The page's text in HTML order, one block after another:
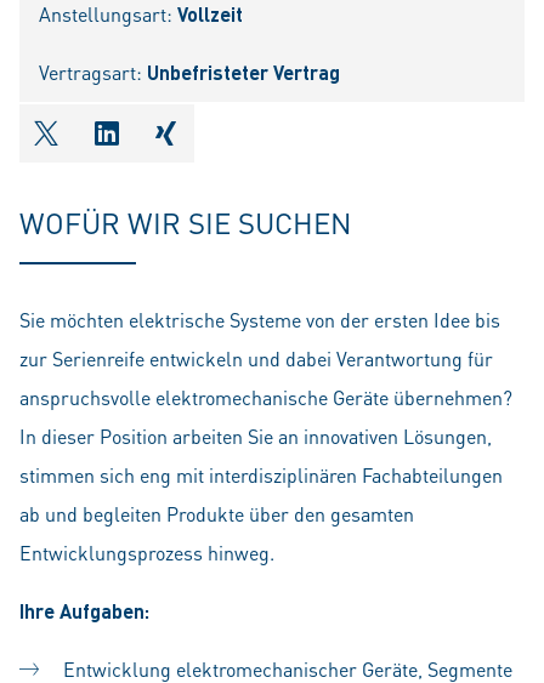
Anstellungsart: Vollzeit
Vertragsart: Unbefristeter Vertrag
shareOntwitter
shareOnlinkedIn
shareOnxing
WOFÜR WIR SIE SUCHEN
Sie möchten elektrische Systeme von der ersten Idee bis
zur Serienreife entwickeln und dabei Verantwortung für
anspruchsvolle elektromechanische Geräte übernehmen?
In dieser Position arbeiten Sie an innovativen Lösungen,
stimmen sich eng mit interdisziplinären Fachabteilungen
ab und begleiten Produkte über den gesamten
Entwicklungsprozess hinweg.
Ihre Aufgaben:
Entwicklung elektromechanischer Geräte, Segmente